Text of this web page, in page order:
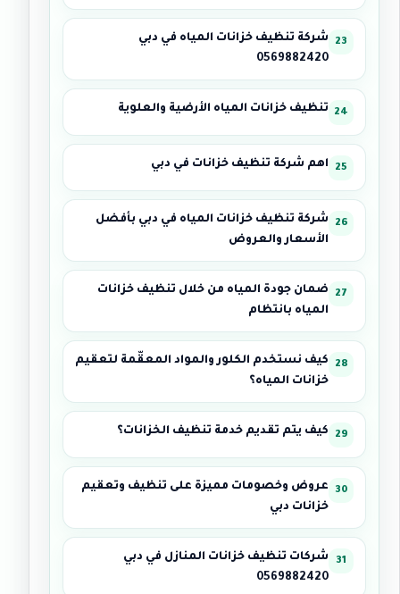
شركة تنظيف خزانات المياه في دبي
0569882420
تنظيف خزانات المياه الأرضية والعلوية
اهم شركة تنظيف خزانات في دبي
شركة تنظيف خزانات المياه في دبي بأفضل
الأسعار والعروض
ضمان جودة المياه من خلال تنظيف خزانات
المياه بانتظام
كيف نستخدم الكلور والمواد المعقّمة لتعقيم
خزانات المياه؟
كيف يتم تقديم خدمة تنظيف الخزانات؟
عروض وخصومات مميزة على تنظيف وتعقيم
خزانات دبي
شركات تنظيف خزانات المنازل في دبي
0569882420